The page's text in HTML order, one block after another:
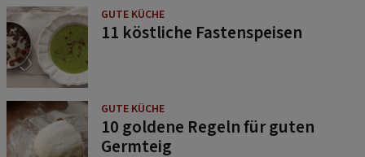
GUTE KÜCHE
11 köstliche Fastenspeisen
GUTE KÜCHE
10 goldene Regeln für guten
Germteig